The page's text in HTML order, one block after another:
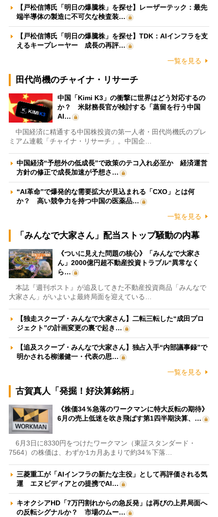
【戸松信博氏「明日の爆騰株」を探せ】レーザーテック：最先
端半導体の製造に不可欠な検査装…
【戸松信博氏「明日の爆騰株」を探せ】TDK：AIインフラを支
えるキープレーヤー 成長の再評…
一覧を見る
田代尚機のチャイナ・リサーチ
中国「Kimi K3」の衝撃に世界はどう対応するの
か？ 米財務長官が検討する「蒸留を行う中国
AI…
中国経済に精通する中国株投資の第一人者・田代尚機氏のプレ
ミアム連載「チャイナ・リサーチ」。中国企…
中国経済“予想外の低成長”で政策のテコ入れ必至か 経済運営
方針の修正で成長加速が予想さ…
“AI革命”で爆発的な需要拡大が見込まれる「CXO」とは何
か？ 高い競争力を持つ中国の医薬品…
一覧を見る
「みんなで大家さん」配当ストップ騒動の内幕
《ついに見えた問題の核心》「みんなで大家さ
ん」2000億円超不動産投資トラブル“異常なく
ら…
本誌『週刊ポスト』が追及してきた不動産投資商品「みんなで
大家さん」がいよいよ最終局面を迎えている…
【独走スクープ・みんなで大家さん】二転三転した“成田プロ
ジェクト”の計画変更の裏で起き…
【追及スクープ・みんなで大家さん】独占入手“内部議事録”で
明かされる柳瀬健一・代表の思…
一覧を見る
古賀真人「発掘！好決算銘柄」
《株価34％急落のワークマンに特大反転の期待》
6月の売上低迷を吹き飛ばす第1四半期決算、…
6月3日に8330円をつけたワークマン（東証スタンダード・
7564）の株価は、わずか1カ月あまりで約34％下落…
三菱重工が「AIインフラの新たな主役」として再評価される気
運 エヌビディアとの提携でAI…
キオクシアHD「7万円割れからの急反発」は再びの上昇局面へ
の反転シグナルか？ 市場のムー…